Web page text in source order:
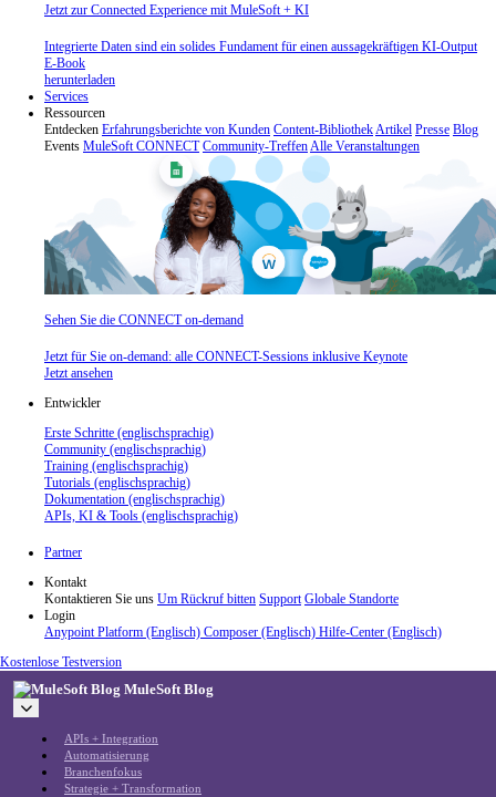
Jetzt zur Connected Experience mit MuleSoft + KI
Integrierte Daten sind ein solides Fundament für einen aussagekräftigen KI-Output
E-Book
herunterladen
Services
Ressourcen
Entdecken Erfahrungsberichte von Kunden Content-BibliothekArtikel Presse Blog
Events MuleSoft CONNECT Community-TreffenAlle Veranstaltungen
Sehen Sie die CONNECT on-demand
Jetzt für Sie on-demand: alle CONNECT-Sessions inklusive Keynote
Jetzt ansehen
Entwickler
Erste Schritte (englischsprachig)
Community (englischsprachig)
Training (englischsprachig)
Tutorials (englischsprachig)
Dokumentation (englischsprachig)
APIs, KI & Tools (englischsprachig)
Partner
Kontakt
Kontaktieren Sie uns Um Rückruf bitten Support Globale Standorte
Login
Anypoint Platform (Englisch) Composer (Englisch) Hilfe-Center (Englisch)
Kostenlose Testversion
MuleSoft Blog
APIs + Integration
Automatisierung
Branchenfokus
Strategie + Transformation